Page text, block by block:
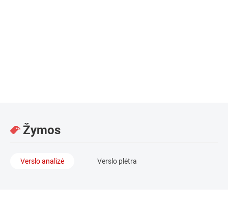
Žymos
Verslo analizė Verslo plėtra